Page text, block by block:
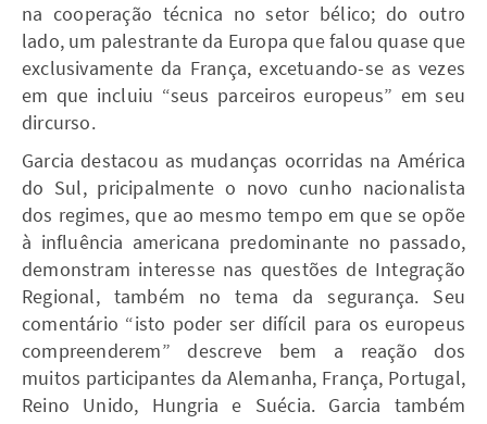
na cooperação técnica no setor bélico; do outro
lado, um palestrante da Europa que falou quase que
exclusivamente da França, excetuando-se as vezes
em que incluiu “seus parceiros europeus” em seu
dircurso.
Garcia destacou as mudanças ocorridas na América
do Sul, pricipalmente o novo cunho nacionalista
dos regimes, que ao mesmo tempo em que se opõe
à influência americana predominante no passado,
demonstram interesse nas questões de Integração
Regional, também no tema da segurança. Seu
comentário “isto poder ser difícil para os europeus
compreenderem” descreve bem a reação dos
muitos participantes da Alemanha, França, Portugal,
Reino Unido, Hungria e Suécia. Garcia também